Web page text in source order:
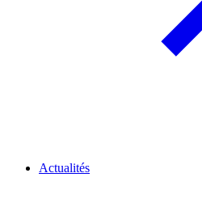
Actualités